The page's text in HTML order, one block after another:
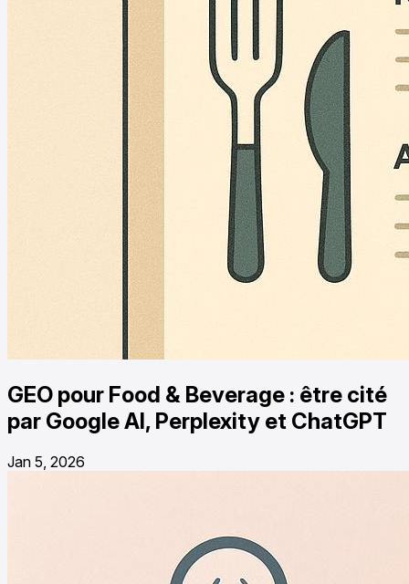
GEO pour Food & Beverage : être cité
par Google AI, Perplexity et ChatGPT
Jan 5, 2026